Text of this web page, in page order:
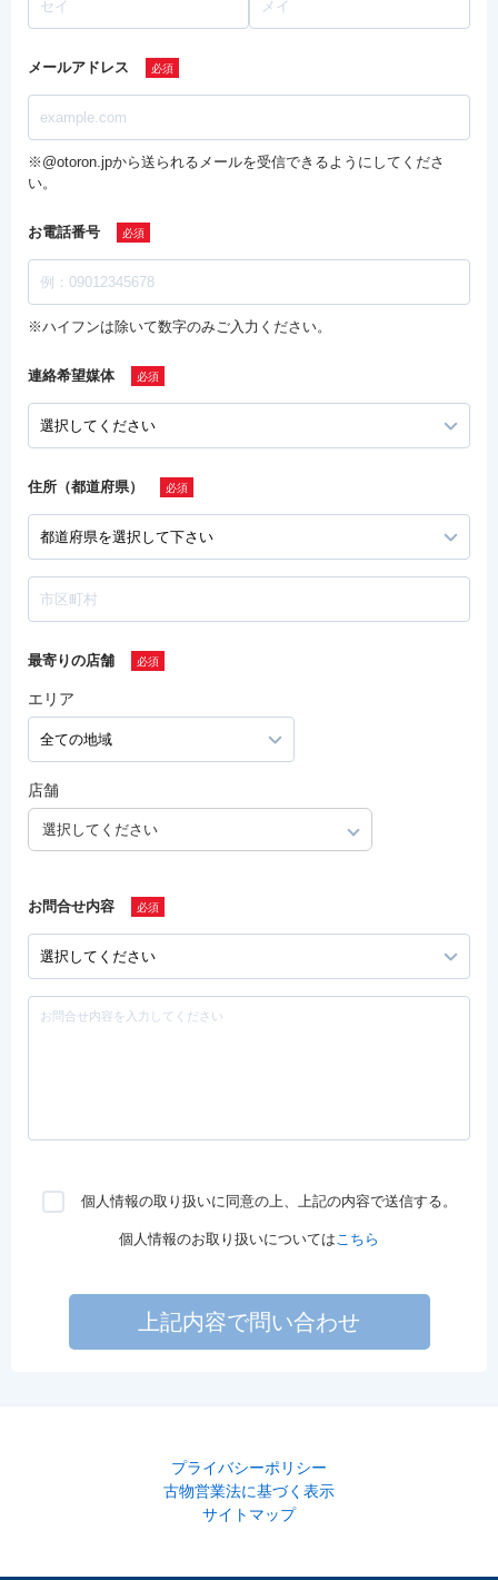
メールアドレス
※@otoron.jpから送られるメールを受信できるようにしてくださ
い。
お電話番号
※ハイフンは除いて数字のみご入力ください。
連絡希望媒体
住所（都道府県）
最寄りの店舗
エリア
店舗
選択してください
お問合せ内容
個人情報の取り扱いに同意の上、上記の内容で送信する。
個人情報のお取り扱いについてはこちら
上記内容で問い合わせ
プライバシーポリシー
古物営業法に基づく表示
サイトマップ